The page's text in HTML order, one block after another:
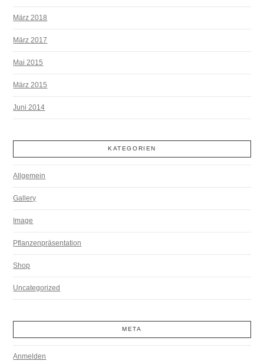
März 2018
März 2017
Mai 2015
März 2015
Juni 2014
KATEGORIEN
Allgemein
Gallery
Image
Pflanzenpräsentation
Shop
Uncategorized
META
Anmelden